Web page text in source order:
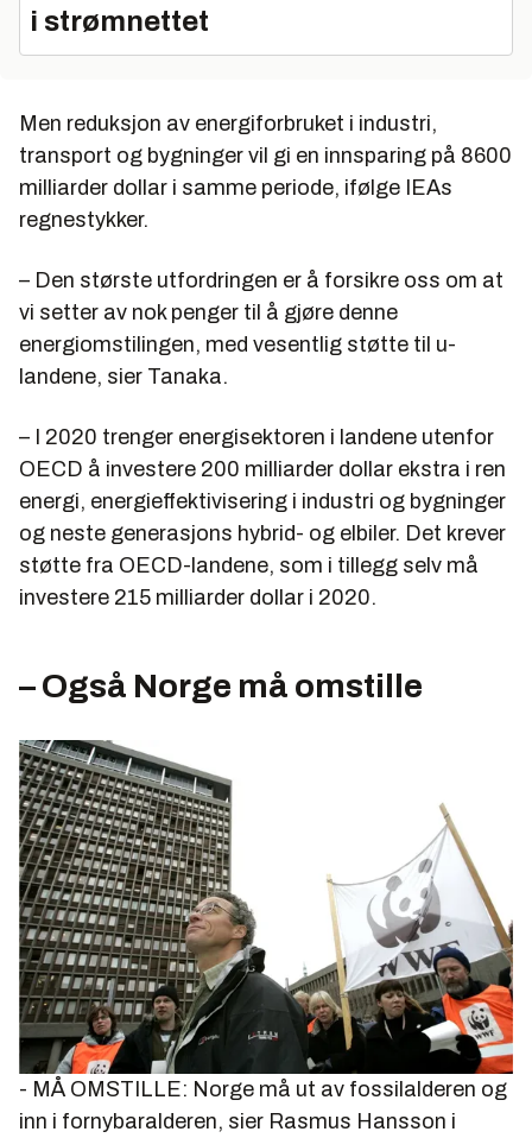
i strømnettet
Men reduksjon av energiforbruket i industri,
transport og bygninger vil gi en innsparing på 8600
milliarder dollar i samme periode, ifølge IEAs
regnestykker.
– Den største utfordringen er å forsikre oss om at
vi setter av nok penger til å gjøre denne
energiomstilingen, med vesentlig støtte til u-
landene, sier Tanaka.
– I 2020 trenger energisektoren i landene utenfor
OECD å investere 200 milliarder dollar ekstra i ren
energi, energieffektivisering i industri og bygninger
og neste generasjons hybrid- og elbiler. Det krever
støtte fra OECD-landene, som i tillegg selv må
investere 215 milliarder dollar i 2020.
– Også Norge må omstille
- MÅ OMSTILLE: Norge må ut av fossilalderen og
inn i fornybaralderen, sier Rasmus Hansson i